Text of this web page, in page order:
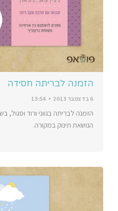
הזמנה לבריתה חסידה
6 בדצמבר 2013 13:54
הזמנה לבריתה בגווני ורוד וסגול,
הנושאת תינוק במקורה.